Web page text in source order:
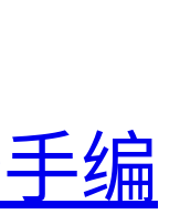
编